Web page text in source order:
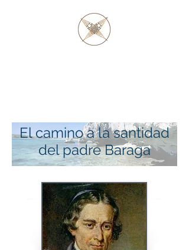
El camino a la santidad
del padre Baraga